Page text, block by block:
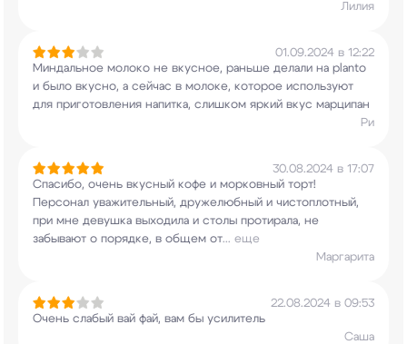
Лилия
01.09.2024 в 12:22
Миндальное молоко не вкусное, раньше делали на planto
и было вкусно, а сейчас в молоке, которое используют
для приготовления напитка, слишком яркий вкус марципан
Ри
30.08.2024 в 17:07
Спасибо, очень вкусный кофе и морковный торт!
Персонал уважительный, дружелюбный и чистоплотный,
при мне девушка выходила и столы протирала, не
забывают о порядке, в общем от... еще
Маргарита
22.08.2024 в 09:53
Очень слабый вай фай, вам бы усилитель
Саша